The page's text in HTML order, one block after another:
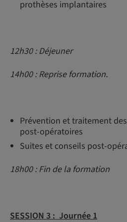
prothèses implantaires
12h30 : Déjeuner
14h00 : Reprise formation.
Prévention et traitement
post-opératoires
Suites et conseils post-
18h00 : Fin de la formation
SESSION 3 : Journée 1